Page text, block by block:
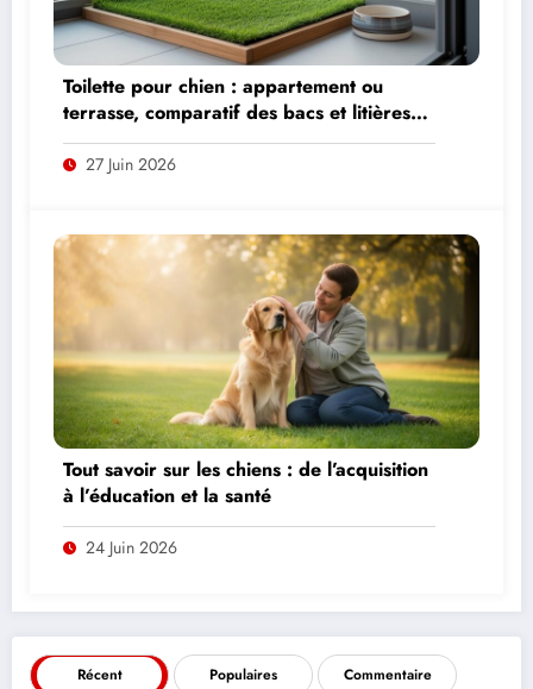
Toilette pour chien : appartement ou
terrasse, comparatif des bacs et litières
adaptés
27 Juin 2026
Tout savoir sur les chiens : de l’acquisition
à l’éducation et la santé
24 Juin 2026
Récent Populaires Commentaire